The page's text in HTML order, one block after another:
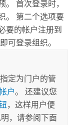
首次登录时，
。 第二个选项要
要的帐户注册到
可登录组织。
定为门户的管
户。 还建议您
，这样用户便
，请参阅下面